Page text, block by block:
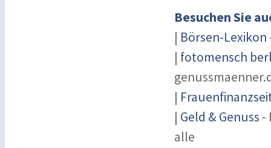
Besuchen Sie
| Börsen-Lexikon
| fotomensch
|
| Geld & Genuss -
alle